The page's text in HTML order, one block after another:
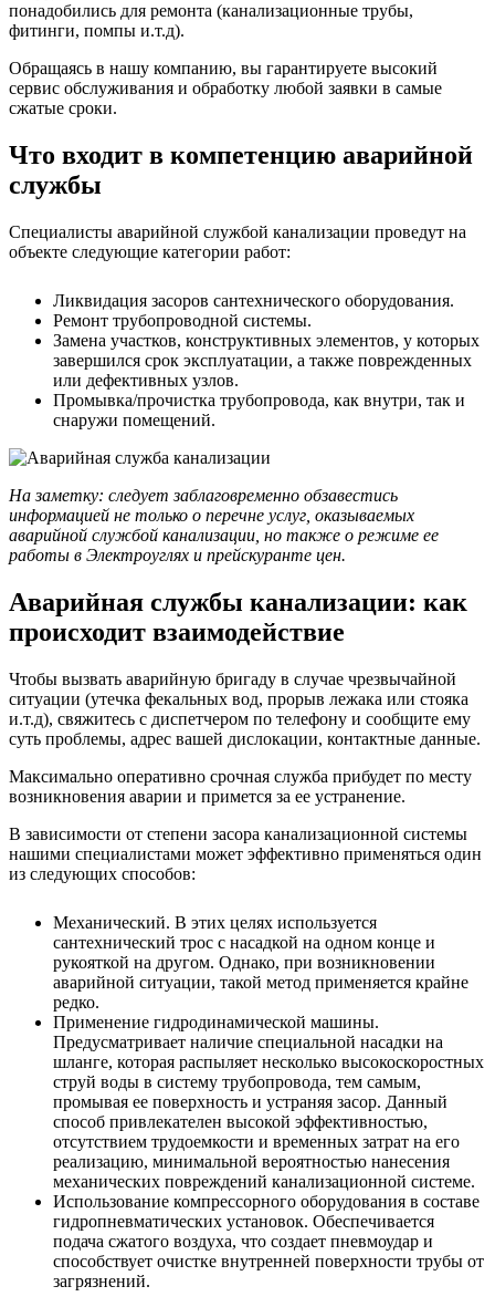
понадобились для ремонта (канализационные трубы,
фитинги, помпы и.т.д).
Обращаясь в нашу компанию, вы гарантируете высокий
сервис обслуживания и обработку любой заявки в самые
сжатые сроки.
Что входит в компетенцию аварийной
службы
Специалисты аварийной службой канализации проведут на
объекте следующие категории работ:
Ликвидация засоров сантехнического оборудования.
Ремонт трубопроводной системы.
Замена участков, конструктивных элементов, у которых
завершился срок эксплуатации, а также поврежденных
или дефективных узлов.
Промывка/прочистка трубопровода, как внутри, так и
снаружи помещений.
На заметку: следует заблаговременно обзавестись
информацией не только о перечне услуг, оказываемых
аварийной службой канализации, но также о режиме ее
работы в Электроуглях и прейскуранте цен.
Аварийная службы канализации: как
происходит взаимодействие
Чтобы вызвать аварийную бригаду в случае чрезвычайной
ситуации (утечка фекальных вод, прорыв лежака или стояка
и.т.д), свяжитесь с диспетчером по телефону и сообщите ему
суть проблемы, адрес вашей дислокации, контактные данные.
Максимально оперативно срочная служба прибудет по месту
возникновения аварии и примется за ее устранение.
В зависимости от степени засора канализационной системы
нашими специалистами может эффективно применяться один
из следующих способов:
Механический. В этих целях используется
сантехнический трос с насадкой на одном конце и
рукояткой на другом. Однако, при возникновении
аварийной ситуации, такой метод применяется крайне
редко.
Применение гидродинамической машины.
Предусматривает наличие специальной насадки на
шланге, которая распыляет несколько высокоскоростных
струй воды в систему трубопровода, тем самым,
промывая ее поверхность и устраняя засор. Данный
способ привлекателен высокой эффективностью,
отсутствием трудоемкости и временных затрат на его
реализацию, минимальной вероятностью нанесения
механических повреждений канализационной системе.
Использование компрессорного оборудования в составе
гидропневматических установок. Обеспечивается
подача сжатого воздуха, что создает пневмоудар и
способствует очистке внутренней поверхности трубы от
загрязнений.